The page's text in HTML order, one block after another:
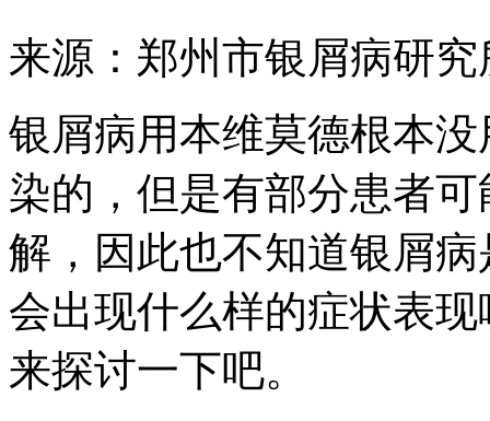
来源：郑州市银屑病研
银屑病用本维莫德根本
染的，但是有部分患者
解，因此也不知道银屑
会出现什么样的症状表
来探讨一下吧。